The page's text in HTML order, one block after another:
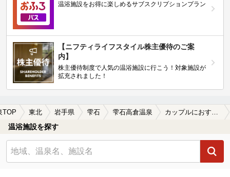
温浴施設をお得に楽しめるサブスクリプションプラン
【ニフティライフスタイル株主優待のご案
内】
株主優待制度で人気の温浴施設に行こう！対象施設が
拡充されました！
TOP 東北 岩手県 雫石 雫石高倉温泉 カップルにおすすめの雫石高倉温泉の温泉、日帰り温泉、スーパー銭湯おすすめ
温浴施設を探す